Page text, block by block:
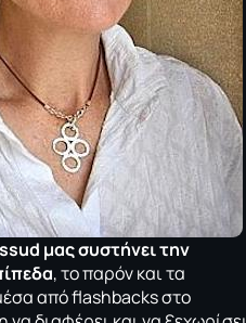
μας συστήνει την
, το παρόν και τα
από flashbacks στο